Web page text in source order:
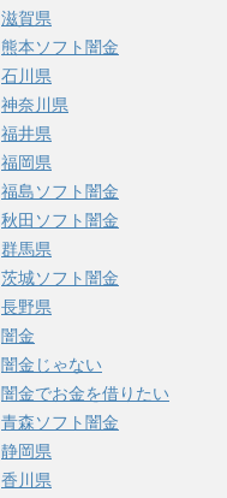
滋賀県
熊本ソフト闇金
石川県
神奈川県
福井県
福岡県
福島ソフト闇金
秋田ソフト闇金
群馬県
茨城ソフト闇金
長野県
闇金
闇金じゃない
闇金でお金を借りたい
青森ソフト闇金
静岡県
香川県